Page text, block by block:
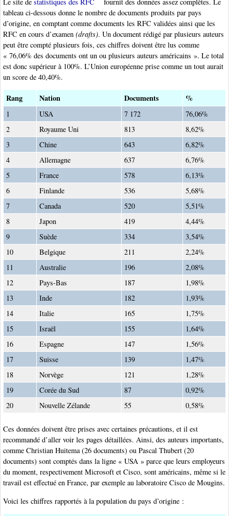
tableau ci-dessous donne le nombre de documents produits par pays
d’origine, en comptant comme documents les RFC validées ainsi que les
RFC en cours d’examen (drafts). Un document rédigé par plusieurs auteurs
peut être compté plusieurs fois, ces chiffres doivent être lus comme
« 76,06% des documents ont un ou plusieurs auteurs américains ». Le total
est donc supérieur à 100%. L’Union européenne prise comme un tout aurait
un score de 40,40%.
Rang Nation Documents %
1 USA 7 172
76,06%
2
Royaume Uni 813
8,62%
3
Chine 643
6,82%
4
Allemagne 637
6,76%
5
France 578
6,13%
6
Finlande 536
5,68%
7
Canada 520
5,51%
8
Japon 419
4,44%
9
Suède 334
3,54%
10
Belgique 211
2,24%
11
Australie 196
2,08%
12
Pays-Bas 187
1,98%
13
Inde 182
1,93%
14
Italie 165
1,75%
15
Israël 155
1,64%
16
Espagne 147
1,56%
17
Suisse 139
1,47%
18
Norvège 121
1,28%
19
Corée du Sud 87
0,92%
20
Nouvelle Zélande 55 0,58%
Ces données doivent être prises avec certaines précautions, et il est
recommandé d’aller voir les pages détaillées. Ainsi, des auteurs importants,
comme Christian Huitema (26 documents) ou Pascal Thubert (20
documents) sont comptés dans la ligne « USA » parce que leurs employeurs
du moment, respectivement Microsoft et Cisco, sont américains, même si le
travail est effectué en France, par exemple au laboratoire Cisco de Mougins.
Voici les chiffres rapportés à la population du pays d’origine :